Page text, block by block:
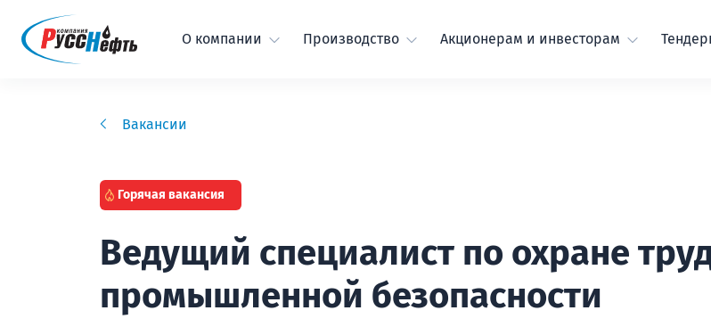
О компании Производство Акционерам и инвесторам
Вакансии
Горячая вакансия
Ведущий специалист по охране
промышленной безопасности